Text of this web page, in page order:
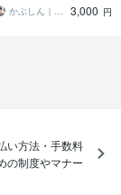
かぶしん｜動画編集×設計デザイン
3,000 円
い方法・手数料
の制度やマナー